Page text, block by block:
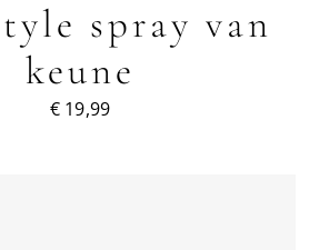
spray van
keune
€19,99